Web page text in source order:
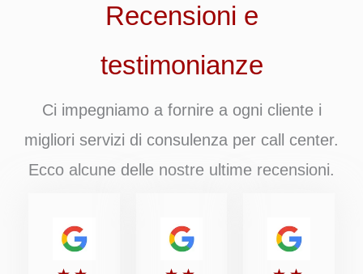
Recensioni e
testimonianze
Ci impegniamo a fornire a ogni cliente i
migliori servizi di consulenza per call center.
Ecco alcune delle nostre ultime recensioni.